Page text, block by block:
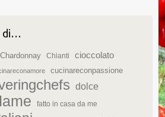
di…
Chardonnay Chianti cioccolato
cucinareconpassione
dolce
fatto in casa da me